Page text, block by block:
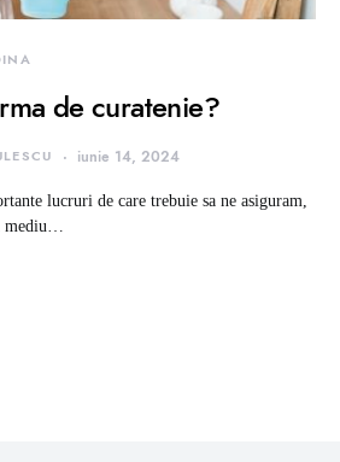
de curatenie?
iunie 14, 2024
lucruri de care trebuie sa ne asiguram,
mediu…